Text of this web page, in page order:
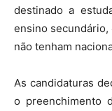
destinado a
ensino secundário,
não tenham
As candidaturas
o preenchimento